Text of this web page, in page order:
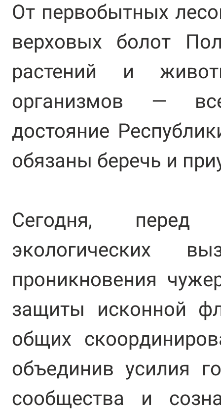
От первобытных
верховых болот
растений и
организмов —
достояние
обязаны беречь и
Сегодня, перед
экологических
проникновения
защиты исконной
общих
объединив усилия
сообщества и